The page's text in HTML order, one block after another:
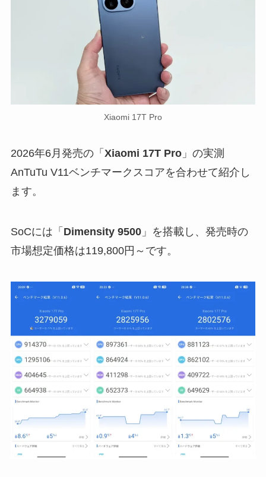
Xiaomi 17T Pro
2026年6月発売の「 Xiaomi 17T Pro」の実測
AnTuTu V11ベンチマークスコアを合わせて紹介し
ます。
SoCには「 Dimensity 9500」を搭載し、発売時の
市場想定価格は119,800円～です。